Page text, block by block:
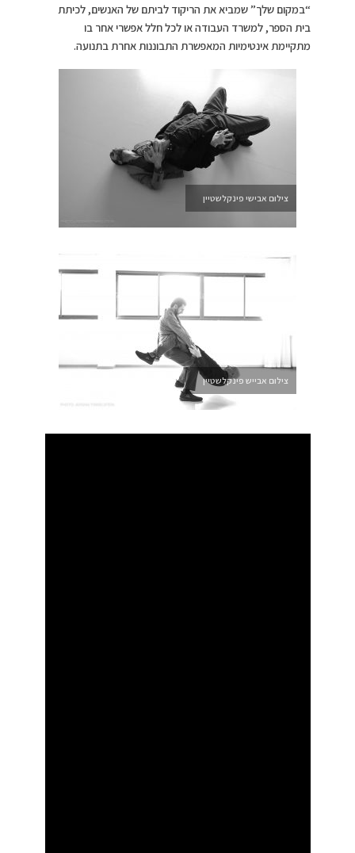
“במקום שלך” שמביא את הריקוד לביתם של האנשים, לכיתת
בית הספר, למשרד העבודה או לכל חלל אפשרי אחר בו
מתקיימת אינטימיות המאפשרת התבוננות אחרת בתנועה.
צילום אבישי פינקלשטיין
צילום אבייש פינקלשטיין